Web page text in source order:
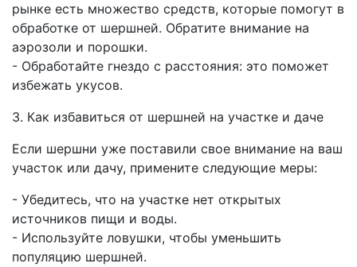
рынке есть множество средств, которые помогут в
обработке от шершней. Обратите внимание на
аэрозоли и порошки.
- Обработайте гнездо с расстояния: это поможет
избежать укусов.
3. Как избавиться от шершней на участке и даче
Если шершни уже поставили свое внимание на ваш
участок или дачу, примените следующие меры:
- Убедитесь, что на участке нет открытых
источников пищи и воды.
- Используйте ловушки, чтобы уменьшить
популяцию шершней.